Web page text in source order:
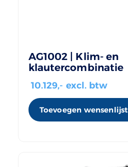
AG1002 | Klim- en
klautercombinatie
10.129,- excl. btw
Toevoegen wensenlijst